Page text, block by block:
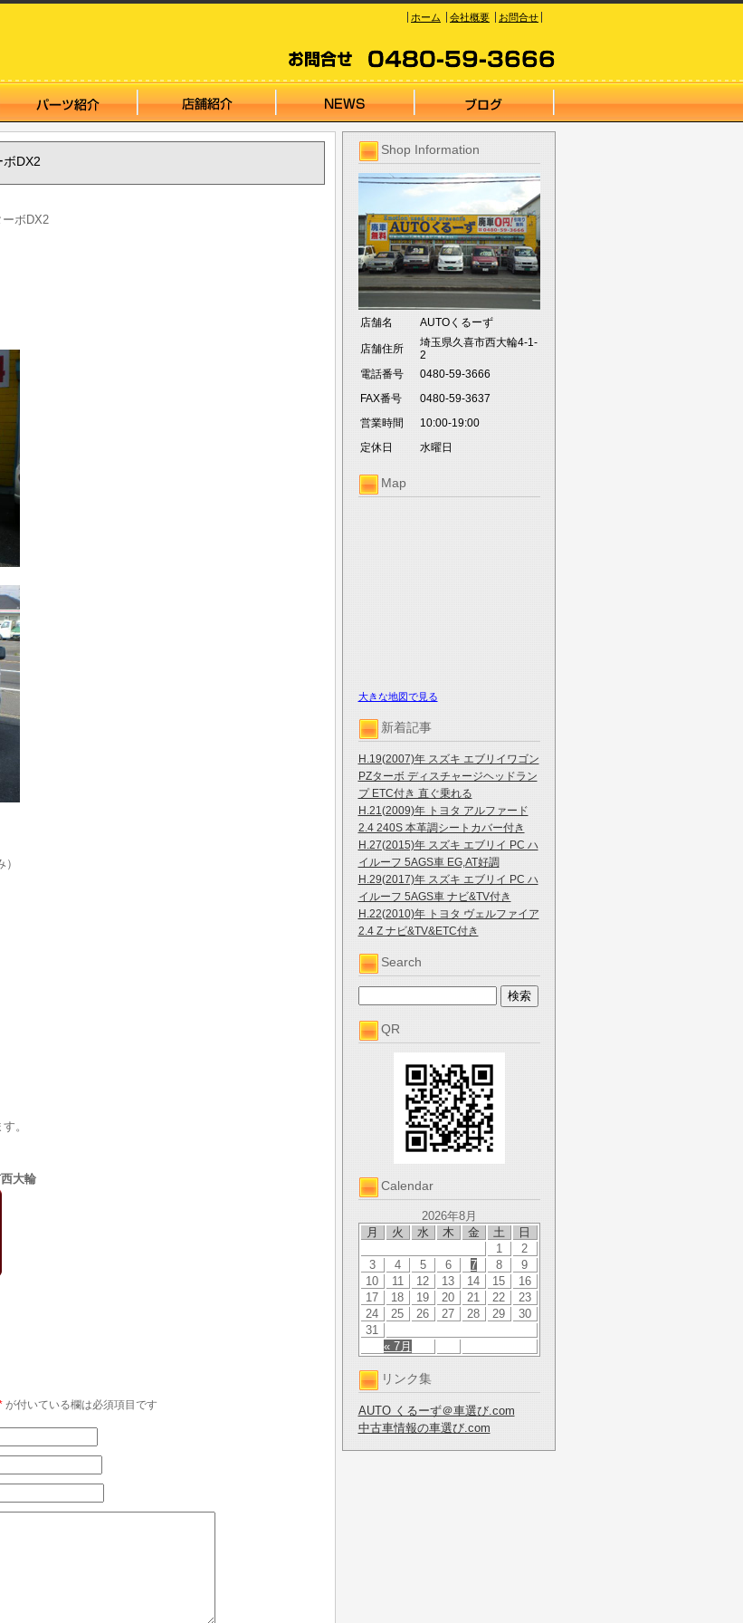
ホーム 会社概要 お問合せ
Shop Information
店舗名 AUTOくるーず
店舗住所
埼玉県久喜市西大輪4-1-
2
電話番号
0480-59-3666
FAX番号
0480-59-3637
営業時間
10:00-19:00
定休日
水曜日
Map
大きな地図で見る
新着記事
H.19(2007)年 スズキ エブリイワゴン
PZターボ ディスチャージヘッドラン
プ ETC付き 直ぐ乗れる
H.21(2009)年 トヨタ アルファード
2.4 240S 本革調シートカバー付き
H.27(2015)年 スズキ エブリイ PC ハ
イルーフ 5AGS車 EG,AT好調
H.29(2017)年 スズキ エブリイ PC ハ
イルーフ 5AGS車 ナビ&TV付き
H.22(2010)年 トヨタ ヴェルファイア
2.4 Z ナビ&TV&ETC付き
Search
QR
Calendar
2026年8月
月
火 水 木 金 土 日
« 7月
1
2
3
4 5 6 7 8
9
10
11 12 13 14 15
16
17
18 19 20 21 22
23
24
25 26 27 28 29
30
31
リンク集
AUTO くるーず＠車選び.com
中古車情報の車選び.com
DX2
ボDX2
。
大輪
が付いている欄は必須項目です